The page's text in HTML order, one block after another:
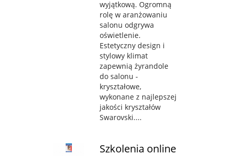
wyjątkową. Ogromną
rolę w aranżowaniu
salonu odgrywa
oświetlenie.
Estetyczny design i
stylowy klimat
zapewnią żyrandole
do salonu -
kryształowe,
wykonane z najlepszej
jakości kryształów
Swarovski....
Szkolenia online